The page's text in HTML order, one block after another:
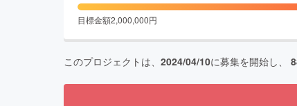
目標金額2,000,000円
このプロジェクトは、 2024/04/10に募集を開始し、